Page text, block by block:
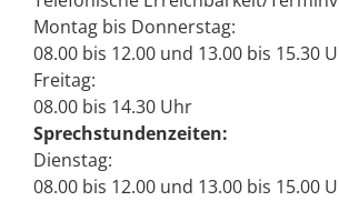
Montag bis Donnerstag:
08.00 bis 12.00 und 13.00 bis 15.30
Freitag:
08.00 bis 14.30 Uhr
Sprechstundenzeiten:
Dienstag:
08.00 bis 12.00 und 13.00 bis 15.00